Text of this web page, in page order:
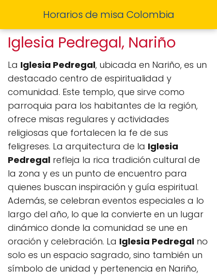
Horarios de misa Colombia
Iglesia Pedregal, Nariño
La Iglesia Pedregal, ubicada en Nariño, es un
destacado centro de espiritualidad y
comunidad. Este templo, que sirve como
parroquia para los habitantes de la región,
ofrece misas regulares y actividades
religiosas que fortalecen la fe de sus
feligreses. La arquitectura de la Iglesia
Pedregal refleja la rica tradición cultural de
la zona y es un punto de encuentro para
quienes buscan inspiración y guía espiritual.
Además, se celebran eventos especiales a lo
largo del año, lo que la convierte en un lugar
dinámico donde la comunidad se une en
oración y celebración. La Iglesia Pedregal no
solo es un espacio sagrado, sino también un
símbolo de unidad y pertenencia en Nariño,